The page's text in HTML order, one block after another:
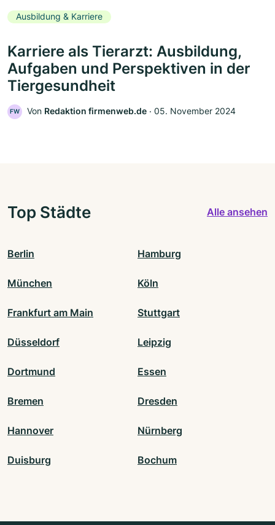
Ausbildung & Karriere
Karriere als Tierarzt: Ausbildung,
Aufgaben und Perspektiven in der
Tiergesundheit
FW Von Redaktion firmenweb.de ‧ 05. November 2024
Top Städte Alle ansehen
Berlin Hamburg
München Köln
Frankfurt am Main Stuttgart
Düsseldorf Leipzig
Dortmund Essen
Bremen Dresden
Hannover Nürnberg
Duisburg Bochum